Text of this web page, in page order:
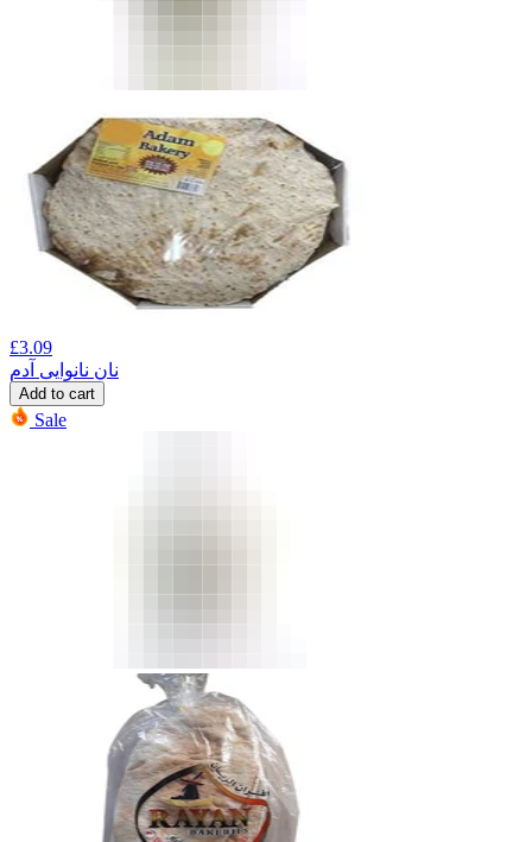
£3.09
نان نانوایی آدم
Add to cart
Sale